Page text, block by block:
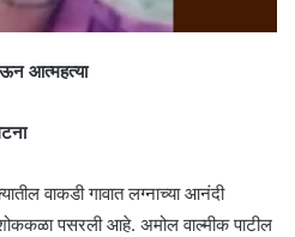
आत्महत्या
वाकडी गावात लग्नाच्या आनंदी
पसरली आहे. अमोल वाल्मीक पाटील